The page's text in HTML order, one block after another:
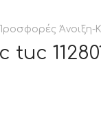
Προσφορές Άνοιξη-